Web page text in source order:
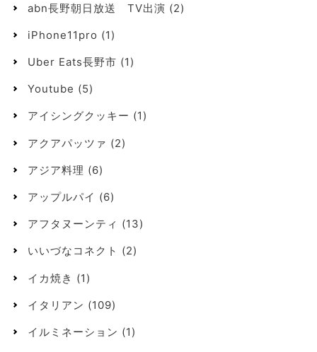
abn長野朝日放送 TV出演 (2)
iPhone11pro (1)
Uber Eats長野市 (1)
Youtube (5)
アイシングクッキー (1)
アクアパッツァ (2)
アジア料理 (6)
アップルパイ (6)
アフタヌーンティ (13)
いいづなコネクト (2)
イカ焼き (1)
イタリアン (109)
イルミネーション (1)